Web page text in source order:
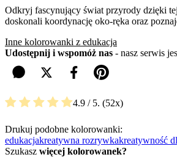
Odkryj fascynujący świat przyrody dzięki
doskonali koordynację oko-ręka oraz
Inne kolorowanki z edukacja
Udostępnij i wspomóż nas - nasz serwis
4.9 / 5. 52
Drukuj podobne kolorowanki:
edukacjakreatywna rozrywkakreatywność
Szukasz więcej kolorowanek?